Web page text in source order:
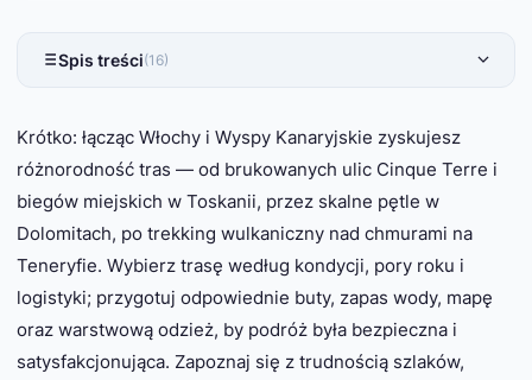
Spis treści(16)
Krótko: łącząc Włochy i Wyspy Kanaryjskie zyskujesz
różnorodność tras — od brukowanych ulic Cinque Terre i
biegów miejskich w Toskanii, przez skalne pętle w
Dolomitach, po trekking wulkaniczny nad chmurami na
Teneryfie. Wybierz trasę według kondycji, pory roku i
logistyki; przygotuj odpowiednie buty, zapas wody, mapę
oraz warstwową odzież, by podróż była bezpieczna i
satysfakcjonująca. Zapoznaj się z trudnością szlaków,